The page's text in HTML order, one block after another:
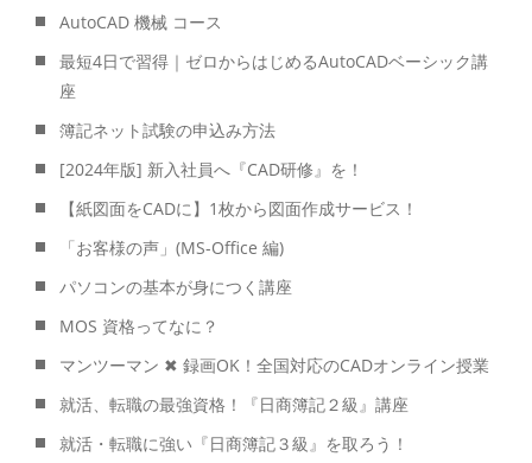
AutoCAD 機械 コース
最短4日で習得｜ゼロからはじめるAutoCADベーシック講
座
簿記ネット試験の申込み方法
[2024年版] 新入社員へ『CAD研修』を！
【紙図面をCADに】1枚から図面作成サービス！
「お客様の声」(MS-Office 編)
パソコンの基本が身につく講座
MOS 資格ってなに？
マンツーマン ✖ 録画OK！全国対応のCADオンライン授業
就活、転職の最強資格！『日商簿記２級』講座
就活・転職に強い『日商簿記３級』を取ろう！